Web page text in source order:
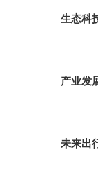
生态科
产业发
未来出